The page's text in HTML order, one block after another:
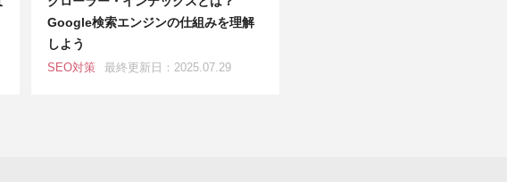
Google検索エンジンの仕組みを理解
しよう
SEO対策 最終更新日：2025.07.29